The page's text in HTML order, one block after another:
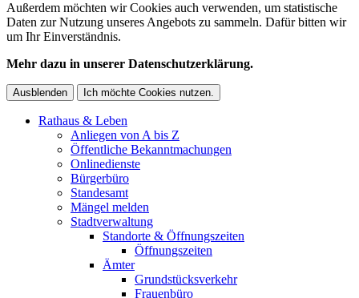
Außerdem möchten wir Cookies auch verwenden, um statistische
Daten zur Nutzung unseres Angebots zu sammeln. Dafür bitten wir
um Ihr Einverständnis.
Mehr dazu in unserer Datenschutzerklärung.
Ausblenden Ich möchte Cookies nutzen.
Rathaus & Leben
Anliegen von A bis Z
Öffentliche Bekanntmachungen
Onlinedienste
Bürgerbüro
Standesamt
Mängel melden
Stadtverwaltung
Standorte & Öffnungszeiten
Öffnungszeiten
Ämter
Grundstücksverkehr
Frauenbüro